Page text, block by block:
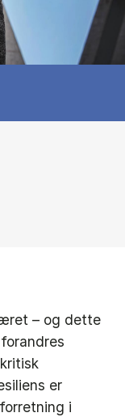
– og dette
er
i